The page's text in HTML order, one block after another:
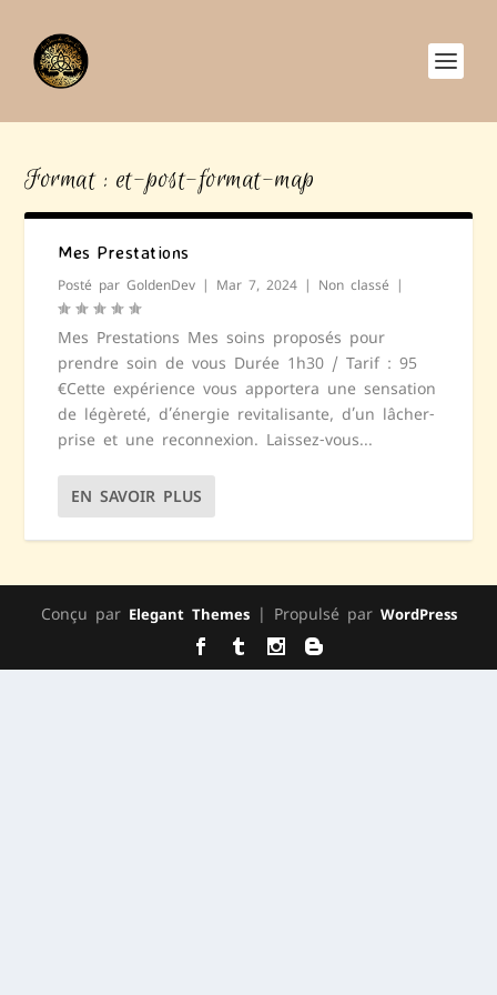
Format : et-post-format-map
Mes Prestations
Posté parGoldenDev | Mar 7, 2024 | Non classé |
Mes Prestations Mes soins proposés pour
prendre soin de vous Durée 1h30 / Tarif : 95
€Cette expérience vous apportera une sensation
de légèreté, d’énergie revitalisante, d’un lâcher-
prise et une reconnexion. Laissez-vous...
EN SAVOIR PLUS
Conçu par Elegant Themes| Propulsé par WordPress